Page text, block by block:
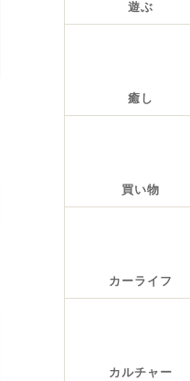
遊ぶ
癒し
買い物
カーライフ
カルチャー